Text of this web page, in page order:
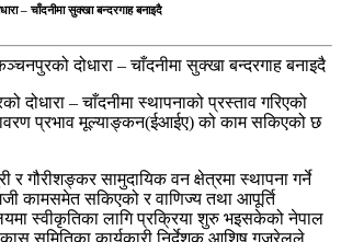
– चाँदनीमा सुक्खा बन्दरगाह बनाइदै
दोधारा – चाँदनीमा स्थापनाको प्रस्ताव गरिएको
प्रभाव मूल्याङ्कन(ईआईए) को काम सकिएको छ
र गौरीशङ्कर सामुदायिक वन क्षेत्रमा स्थापना गर्ने
कामसमेत सकिएको र वाणिज्य तथा आपूर्ति
स्वीकृतिका लागि प्रक्रिया शुरु भइसकेको नेपाल
समितिका कार्यकारी निर्देशक आशिष गजुरेलले